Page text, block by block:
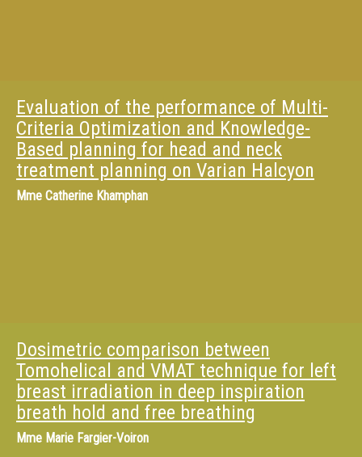
Evaluation of the performance of Multi-
Criteria Optimization and Knowledge-
Based planning for head and neck
treatment planning on Varian Halcyon
Mme Catherine Khamphan
Dosimetric comparison between
Tomohelical and VMAT technique for left
breast irradiation in deep inspiration
breath hold and free breathing
Mme Marie Fargier-Voiron